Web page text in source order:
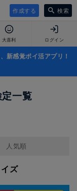
作成する 検索
大喜利 ログイン
新感覚ポイ活アプリ！
一覧
人気順
ズ